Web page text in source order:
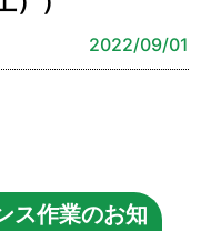
2022/09/01
ス作業のお知